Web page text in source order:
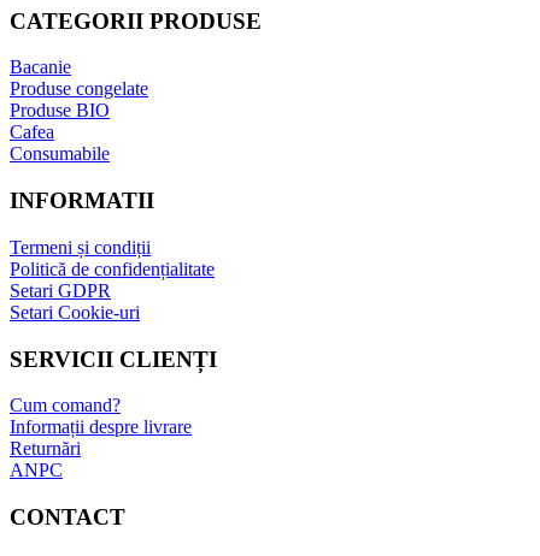
CATEGORII PRODUSE
Bacanie
Produse congelate
Produse BIO
Cafea
Consumabile
INFORMATII
Termeni și condiții
Politică de confidențialitate
Setari GDPR
Setari Cookie-uri
SERVICII CLIENȚI
Cum comand?
Informații despre livrare
Returnări
ANPC
CONTACT